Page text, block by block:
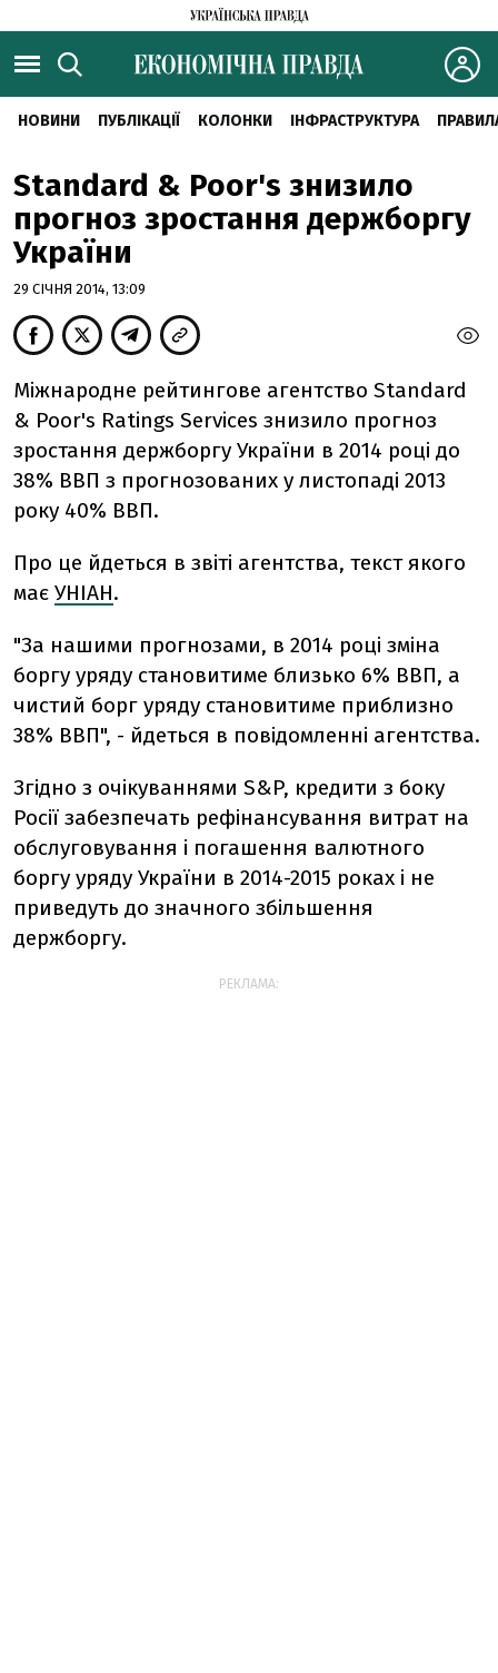
НОВИНИ ПУБЛІКАЦІЇ КОЛОНКИ ІНФРАСТРУКТУРА
Standard & Poor's знизило
прогноз зростання держборгу
України
29 СІЧНЯ 2014, 13:09
Міжнародне рейтингове агентство Standard
& Poor's Ratings Services знизило прогноз
зростання держборгу України в 2014 році до
38% ВВП з прогнозованих у листопаді 2013
року 40% ВВП.
Про це йдеться в звіті агентства, текст якого
має УНІАН.
"За нашими прогнозами, в 2014 році зміна
боргу уряду становитиме близько 6% ВВП, а
чистий борг уряду становитиме приблизно
38% ВВП", - йдеться в повідомленні агентства.
Згідно з очікуваннями S&P, кредити з боку
Росії забезпечать рефінансування витрат на
обслуговування і погашення валютного
боргу уряду України в 2014-2015 роках і не
приведуть до значного збільшення
держборгу.
РЕКЛАМА: